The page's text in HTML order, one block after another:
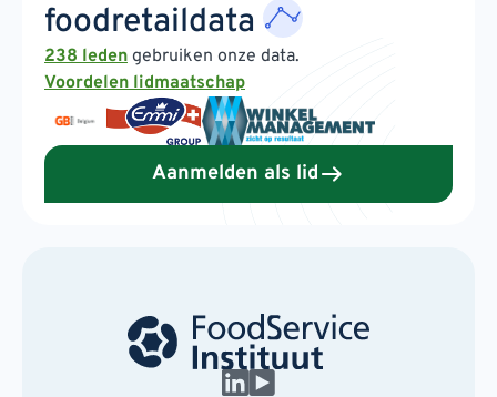
foodretaildata
238 leden gebruiken onze data.
Voordelen lidmaatschap
Aanmelden als lid